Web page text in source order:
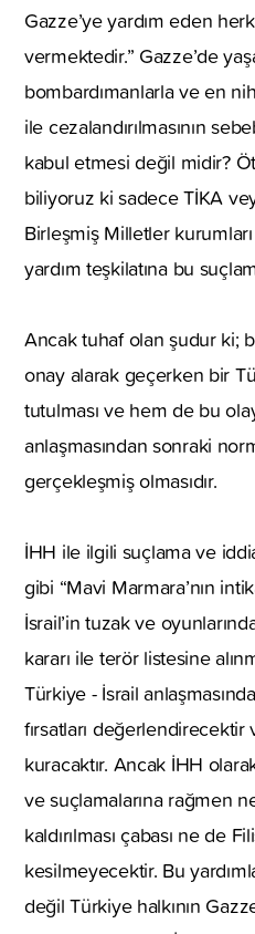
Gazze’ye yardım eden
vermektedir.” Gazze’de
bombardımanlarla ve en
ile cezalandırılmasının
kabul etmesi değil midir?
biliyoruz ki sadece TİKA
Birleşmiş Milletler
yardım teşkilatına bu
Ancak tuhaf olan şudur ki;
onay alarak geçerken bir
tutulması ve hem de bu
anlaşmasından sonraki
gerçekleşmiş olmasıdır.
İHH ile ilgili suçlama ve
gibi “Mavi Marmara’nın
İsrail’in tuzak ve
kararı ile terör listesine
Türkiye - İsrail
fırsatları
kuracaktır. Ancak İHH
ve suçlamalarına rağmen
kaldırılması çabası ne de
kesilmeyecektir. Bu
değil Türkiye halkının